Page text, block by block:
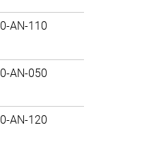
0-AN-110
0-AN-050
0-AN-120